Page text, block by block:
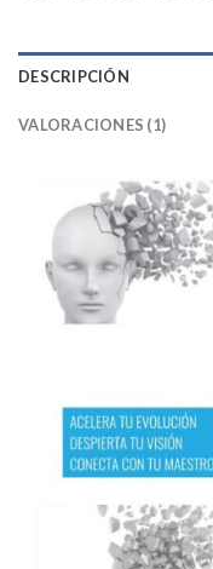
DESCRIPCIÓN
VALORACIONES (1)